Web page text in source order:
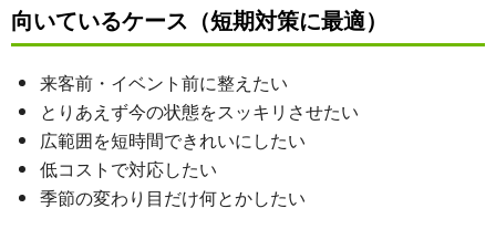
向いているケース（短期対策に最適）
来客前・イベント前に整えたい
とりあえず今の状態をスッキリさせたい
広範囲を短時間できれいにしたい
低コストで対応したい
季節の変わり目だけ何とかしたい